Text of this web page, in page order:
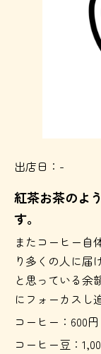
出店日：-
紅茶お茶のよ
す。
またコーヒー自
り多くの人に届
と思っている余
にフォーカスし
コーヒー：600円
コーヒー豆：